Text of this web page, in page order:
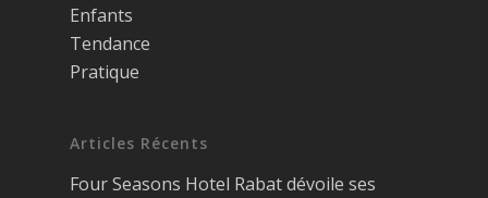
Enfants
Tendance
Pratique
Articles Récents
Four Seasons Hotel Rabat dévoile ses